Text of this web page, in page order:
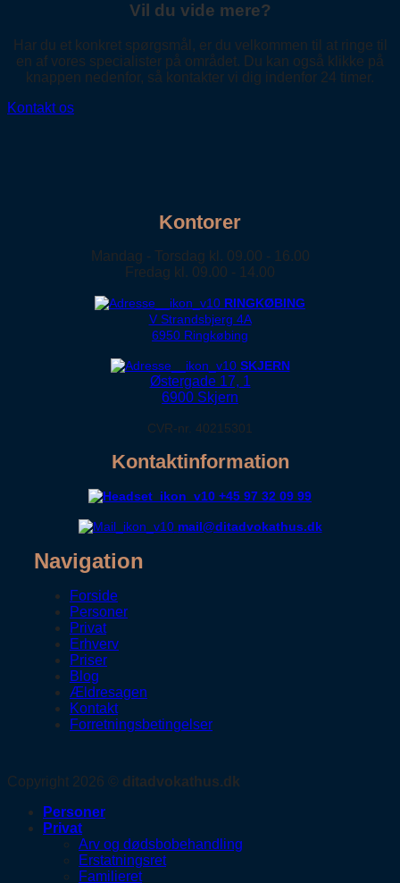
Vil du vide mere?
Har du et konkret spørgsmål, er du velkommen til at ringe til
en af vores specialister på området. Du kan også klikke på
knappen nedenfor, så kontakter vi dig indenfor 24 timer.
Kontakt os
Kontorer
Mandag - Torsdag kl. 09.00 - 16.00
Fredag kl. 09.00 - 14.00
RINGKØBING
V Strandsbjerg 4A
6950 Ringkøbing
SKJERN
Østergade 17, 1
6900 Skjern
CVR-nr. 40215301
Kontaktinformation
+45 97 32 09 99
mail@ditadvokathus.dk
Navigation
Forside
Personer
Privat
Erhverv
Priser
Blog
Ældresagen
Kontakt
Forretningsbetingelser
Copyright 2026 © ditadvokathus.dk
Personer
Privat
Arv og dødsbobehandling
Erstatningsret
Familieret